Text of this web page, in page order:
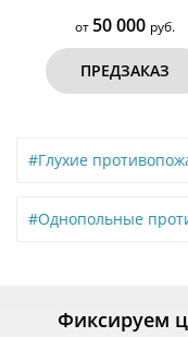
от 50 000 руб.
ПРЕДЗАКАЗ
#Глухие
#Однопольные
Фиксируем